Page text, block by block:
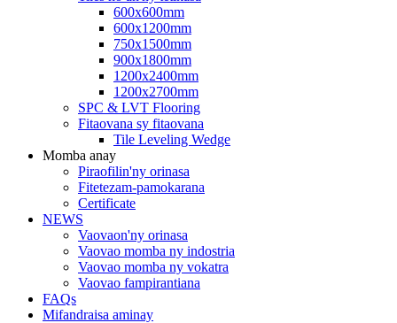
600x600mm
600x1200mm
750x1500mm
900x1800mm
1200x2400mm
1200x2700mm
SPC & LVT Flooring
Fitaovana sy fitaovana
Tile Leveling Wedge
Momba anay
Piraofilin'ny orinasa
Fitetezam-pamokarana
Certificate
NEWS
Vaovaon'ny orinasa
Vaovao momba ny indostria
Vaovao momba ny vokatra
Vaovao fampirantiana
FAQs
Mifandraisa aminay